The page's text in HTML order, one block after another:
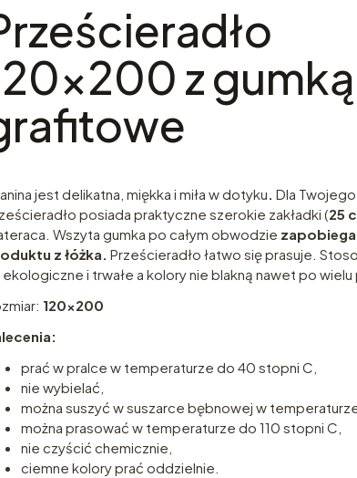
z gumką
jest delikatna, miękka i miła w dotyku. Dla
posiada praktyczne szerokie zakładki (25
Wszyta gumka po całym obwodzie zapobiega
z łóżka. Prześcieradło łatwo się prasuje.
ekologiczne i trwałe a kolory nie blakną nawet po wielu
120x200
prać w pralce w temperaturze do 40 stopni C,
nie wybielać,
można suszyć w suszarce bębnowej w
można prasować w temperaturze do 110 stopni C,
nie czyścić chemicznie,
ciemne kolory prać oddzielnie.